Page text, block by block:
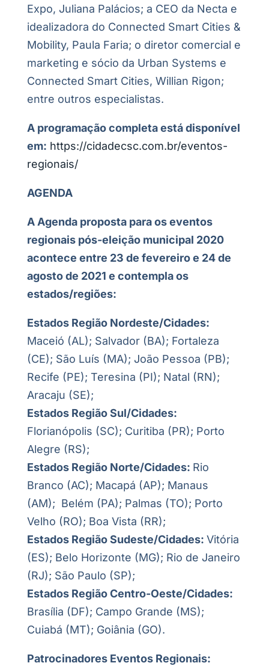
Expo, Juliana Palácios; a CEO da Necta e
idealizadora do Connected Smart Cities &
Mobility, Paula Faria; o diretor comercial e
marketing e sócio da Urban Systems e
Connected Smart Cities, Willian Rigon;
entre outros especialistas.
A programação completa está disponível
em: https://cidadecsc.com.br/eventos-
regionais/
AGENDA
A Agenda proposta para os eventos
regionais pós-eleição municipal 2020
acontece entre 23 de fevereiro e 24 de
agosto de 2021 e contempla os
estados/regiões:
Estados Região Nordeste/Cidades:
Maceió (AL); Salvador (BA); Fortaleza
(CE); São Luís (MA); João Pessoa (PB);
Recife (PE); Teresina (PI); Natal (RN);
Aracaju (SE);
Estados Região Sul/Cidades:
Florianópolis (SC); Curitiba (PR); Porto
Alegre (RS);
Estados Região Norte/Cidades: Rio
Branco (AC); Macapá (AP); Manaus
(AM); Belém (PA); Palmas (TO); Porto
Velho (RO); Boa Vista (RR);
Estados Região Sudeste/Cidades: Vitória
(ES); Belo Horizonte (MG); Rio de Janeiro
(RJ); São Paulo (SP);
Estados Região Centro-Oeste/Cidades:
Brasília (DF); Campo Grande (MS);
Cuiabá (MT); Goiânia (GO).
Patrocinadores Eventos Regionais: